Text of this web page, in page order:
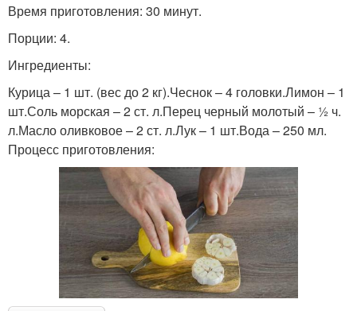
Время приготовления: 30 минут.
Порции: 4.
Ингредиенты:
Курица – 1 шт. (вес до 2 кг).Чеснок – 4 головки.Лимон – 1
шт.Соль морская – 2 ст. л.Перец черный молотый – ½ ч.
л.Масло оливковое – 2 ст. л.Лук – 1 шт.Вода – 250 мл.
Процесс приготовления: